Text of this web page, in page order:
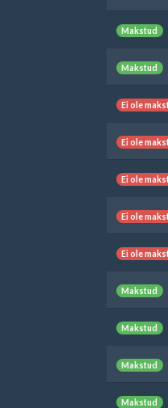
Makstud
Makstud
Ei ole
Ei ole
Ei ole
Ei ole
Ei ole
Makstud
Makstud
Makstud
Makstud